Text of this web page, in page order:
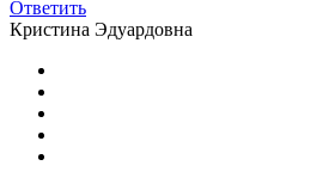
Ответить
Кристина Эдуардовна